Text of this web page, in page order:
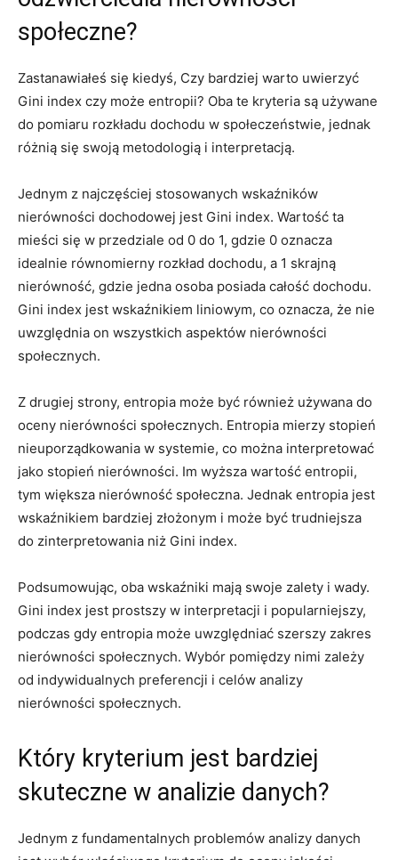
społeczne?
Zastanawiałeś ⁤się kiedyś, Czy bardziej warto uwierzyć
Gini index czy może entropii? Oba te kryteria są używane
do pomiaru rozkładu dochodu ⁤w społeczeństwie, jednak
różnią ⁣się swoją‌ metodologią i interpretacją.
Jednym z najczęściej stosowanych wskaźników
nierówności dochodowej jest Gini index. ​Wartość ta
mieści się w przedziale od 0 do 1, gdzie 0 oznacza
idealnie równomierny rozkład dochodu, a 1 skrajną
nierówność, gdzie jedna osoba‌ posiada całość⁤ dochodu.
Gini index jest wskaźnikiem liniowym, co oznacza, że nie
uwzględnia‍ on wszystkich aspektów nierówności
społecznych.
Z drugiej strony, entropia może być również używana do
oceny nierówności społecznych. Entropia mierzy stopień
nieuporządkowania w systemie, co można interpretować
jako stopień nierówności. Im wyższa wartość entropii,
tym większa nierówność społeczna.​ Jednak entropia jest
wskaźnikiem bardziej złożonym i może być trudniejsza
do zinterpretowania niż Gini index.
Podsumowując, oba wskaźniki mają swoje zalety i wady.
Gini index jest prostszy w interpretacji i popularniejszy,
podczas gdy entropia może uwzględniać szerszy zakres
nierówności⁢ społecznych. Wybór pomiędzy nimi zależy
od indywidualnych preferencji i celów analizy
nierówności społecznych.
Który kryterium jest bardziej
skuteczne w analizie danych?
Jednym z fundamentalnych problemów analizy danych